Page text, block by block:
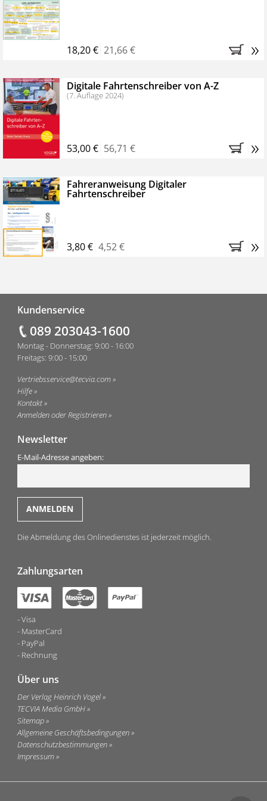
Bestellen Sie jetzt das VerkehrsRundschau Profipaket im
Kennenlern-Abo für zwei Monate (inkl. der derzeitig
Monaten brauchen Sie nichts weiter tun, das
Abonnement endet automatisch, es entstehen keine
weiteren Verpflichtungen.
18,20 € 21,66 € »
Digitale Fahrtenschreiber von A-Z
(7. Auflage 2024)
53,00 € 56,71 € »
Fahreranweisung Digitaler
Fahrtenschreiber
3,80 € 4,52 € »
Kundenservice
089 203043-1600
Montag - Donnerstag: 9:00 - 16:00
Freitags: 9:00 - 15:00
Vertriebsservice@tecvia.com
Hilfe
Kontakt
Anmelden oder Registrieren
Newsletter
E-Mail-Adresse angeben:
Die Abmeldung des Onlinedienstes ist jederzeit möglich.
Zahlungsarten
Visa
MasterCard
PayPal
Rechnung
Über uns
Der Verlag Heinrich Vogel
TECVIA Media GmbH
Sitemap
Allgemeine Geschäftsbedingungen
Datenschutzbestimmungen
Impressum